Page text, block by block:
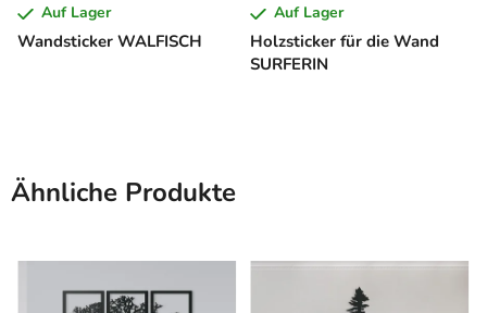
Wandsticker WALFISCH
Auf Lager
Holzsticker für die Wand
SURFERIN
Auf Lager
Ähnliche Produkte